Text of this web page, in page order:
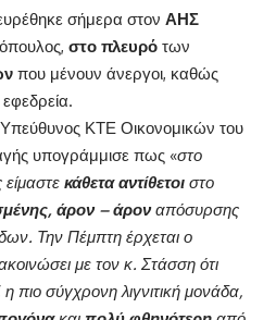
σήμερα στον ΑΗΣ
στο πλευρό των
που μένουν άνεργοι, καθώς
ΚΤΕ Οικονομικών του
υπογράμμισε πως «στο
κάθετα αντίθετοι στο
άρον – άροναπόσυρσης
Την Πέμπτη έρχεται ο
με τον κ. Στάσση ότι
η πιο σύγχρονη λιγνιτική μονάδα,